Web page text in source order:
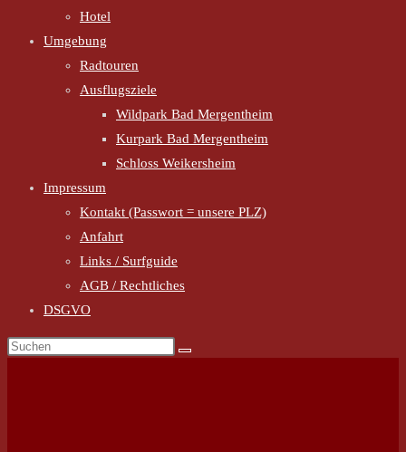
Hotel
Umgebung
Radtouren
Ausflugsziele
Wildpark Bad Mergentheim
Kurpark Bad Mergentheim
Schloss Weikersheim
Impressum
Kontakt (Passwort = unsere PLZ)
Anfahrt
Links / Surfguide
AGB / Rechtliches
DSGVO